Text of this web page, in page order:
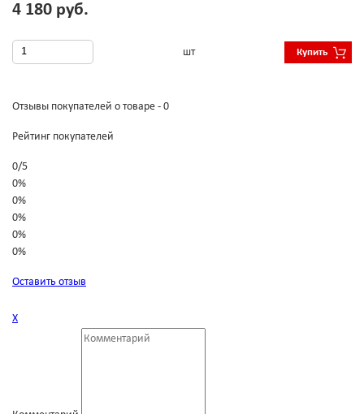
4 180 руб.
шт Купить
Отзывы покупателей о товаре - 0
Рейтинг покупателей
0/5
0%
0%
0%
0%
0%
Оставить отзыв
Х